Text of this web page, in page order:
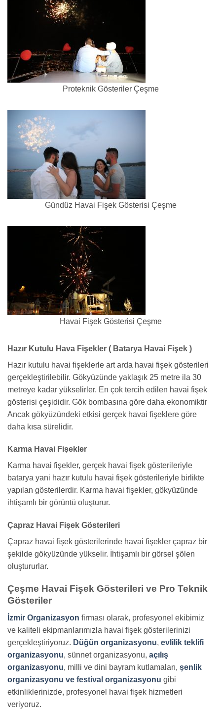
Proteknik Gösteriler Çeşme
Gündüz Havai Fişek Gösterisi Çeşme
Havai Fişek Gösterisi Çeşme
Hazır Kutulu Hava Fişekler ( Batarya Havai Fişek )
Hazır kutulu havai fişeklerle art arda havai fişek gösterileri
gerçekleştirilebilir. Gökyüzünde yaklaşık 25 metre ila 30
metreye kadar yükselirler. En çok tercih edilen havai fişek
gösterisi çeşididir. Gök bombasına göre daha ekonomiktir
Ancak gökyüzündeki etkisi gerçek havai fişeklere göre
daha kısa sürelidir.
Karma Havai Fişekler
Karma havai fişekler, gerçek havai fişek gösterileriyle
batarya yani hazır kutulu havai fişek gösterileriyle birlikte
yapılan gösterilerdir. Karma havai fişekler, gökyüzünde
ihtişamlı bir görüntü oluşturur.
Çapraz Havai Fişek Gösterileri
Çapraz havai fişek gösterilerinde havai fişekler çapraz bir
şekilde gökyüzünde yükselir. İhtişamlı bir görsel şölen
oluştururlar.
Çeşme Havai Fişek Gösterileri ve Pro Teknik
Gösteriler
İzmir Organizasyon firması olarak, profesyonel ekibimiz
ve kaliteli ekipmanlarımızla havai fişek gösterilerinizi
gerçekleştiriyoruz. Düğün organizasyonu, evlilik teklifi
organizasyonu, sünnet organizasyonu, açılış
organizasyonu, milli ve dini bayram kutlamaları, şenlik
organizasyonu ve festival organizasyonu gibi
etkinliklerinizde, profesyonel havai fişek hizmetleri
veriyoruz.